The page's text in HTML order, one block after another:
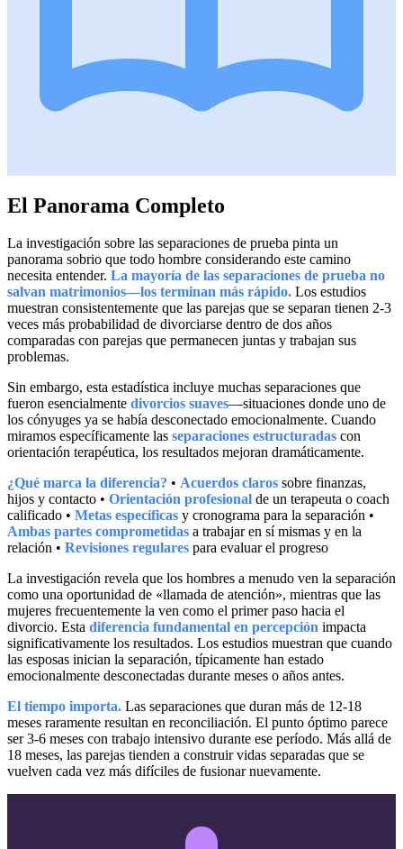
El Panorama Completo
La investigación sobre las separaciones de prueba pinta un
panorama sobrio que todo hombre considerando este camino
necesita entender. La mayoría de las separaciones de prueba no
salvan matrimonios—los terminan más rápido. Los estudios
muestran consistentemente que las parejas que se separan tienen 2-3
veces más probabilidad de divorciarse dentro de dos años
comparadas con parejas que permanecen juntas y trabajan sus
problemas.
Sin embargo, esta estadística incluye muchas separaciones que
fueron esencialmente divorcios suaves—situaciones donde uno de
los cónyuges ya se había desconectado emocionalmente. Cuando
miramos específicamente las separaciones estructuradas con
orientación terapéutica, los resultados mejoran dramáticamente.
¿Qué marca la diferencia? • Acuerdos claros sobre finanzas,
hijos y contacto • Orientación profesional de un terapeuta o coach
calificado • Metas específicas y cronograma para la separación •
Ambas partes comprometidas a trabajar en sí mismas y en la
relación • Revisiones regulares para evaluar el progreso
La investigación revela que los hombres a menudo ven la separación
como una oportunidad de «llamada de atención», mientras que las
mujeres frecuentemente la ven como el primer paso hacia el
divorcio. Esta diferencia fundamental en percepción impacta
significativamente los resultados. Los estudios muestran que cuando
las esposas inician la separación, típicamente han estado
emocionalmente desconectadas durante meses o años antes.
El tiempo importa. Las separaciones que duran más de 12-18
meses raramente resultan en reconciliación. El punto óptimo parece
ser 3-6 meses con trabajo intensivo durante ese período. Más allá de
18 meses, las parejas tienden a construir vidas separadas que se
vuelven cada vez más difíciles de fusionar nuevamente.